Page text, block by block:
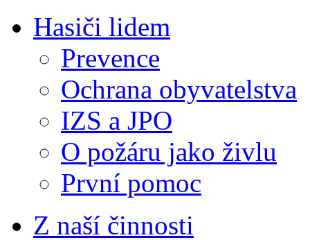
Hasiči lidem
Prevence
Ochrana obyvatelstva
IZS a JPO
O požáru jako živlu
První pomoc
Z naší činnosti